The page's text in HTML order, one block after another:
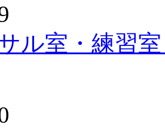
ル室・練習